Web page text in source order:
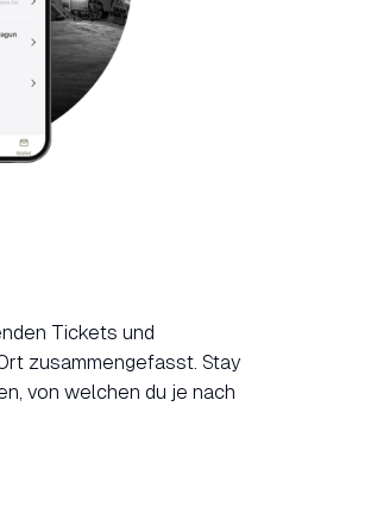
Tickets und
zusammengefasst. Stay
von welchen du je nach